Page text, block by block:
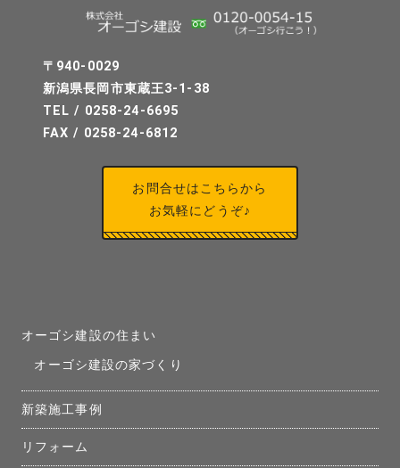
〒940-0029
新潟県長岡市東蔵王3-1-38
TEL / 0258-24-6695
FAX / 0258-24-6812
お問合せはこちらから
お気軽にどうぞ♪
オーゴシ建設の住まい
オーゴシ建設の家づくり
新築施工事例
リフォーム